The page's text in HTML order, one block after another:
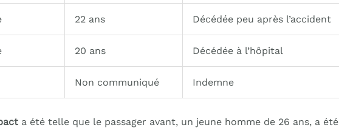
22 ans Décédée peu après l’accident
20 ans Décédée à l’hôpital
Non communiqué Indemne
a été telle que le passager avant, un jeune homme de 26 ans, a été